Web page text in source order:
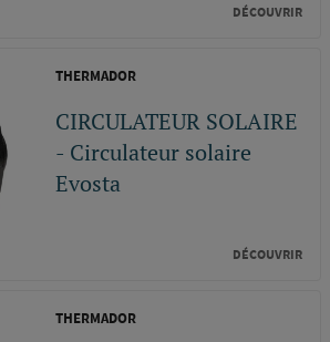
DÉCOUVRIR
THERMADOR
CIRCULATEUR SOLAIRE
- Circulateur solaire
Evosta
DÉCOUVRIR
THERMADOR